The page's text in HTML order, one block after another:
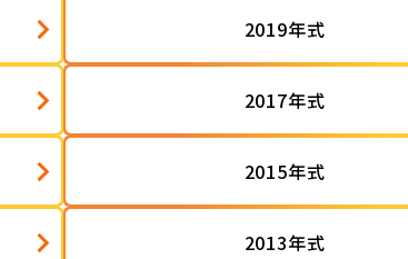
2019年式
2017年式
2015年式
2013年式